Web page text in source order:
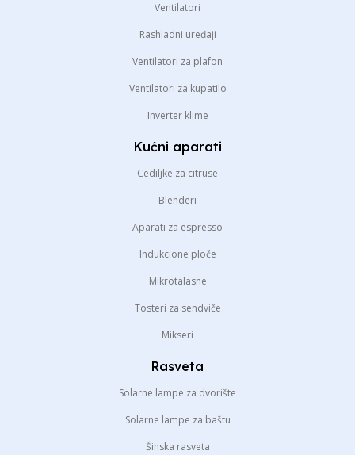
Ventilatori
Rashladni uređaji
Ventilatori za plafon
Ventilatori za kupatilo
Inverter klime
Kućni aparati
Cediljke za citruse
Blenderi
Aparati za espresso
Indukcione ploče
Mikrotalasne
Tosteri za sendviče
Mikseri
Rasveta
Solarne lampe za dvorište
Solarne lampe za baštu
Šinska rasveta